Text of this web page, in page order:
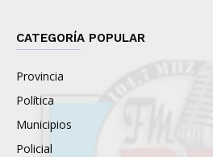
CATEGORÍA POPULAR
Provincia
Política
Municipios
Policial